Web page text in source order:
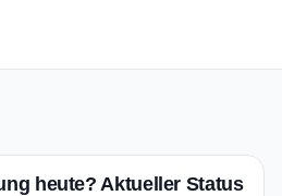
heute? Aktueller Status